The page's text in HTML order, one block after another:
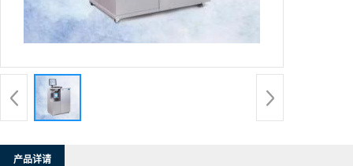
产品详请